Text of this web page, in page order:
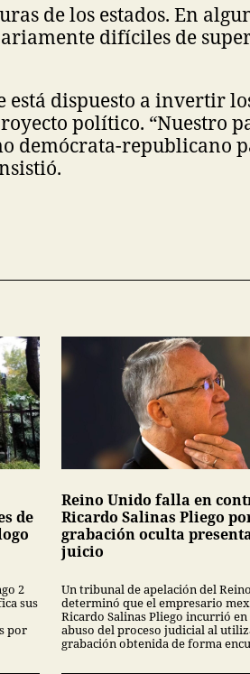
de los estados. En
difíciles de
está dispuesto a invertir
político. “Nuestro
demócrata-republicano
de
2
sus
por
Reino Unido falla en
Ricardo Salinas Pliego
grabación oculta
juicio
Un tribunal de apelación del
determinó que el empresario
Ricardo Salinas Pliego incurrió
abuso del proceso judicial al
grabación obtenida de forma